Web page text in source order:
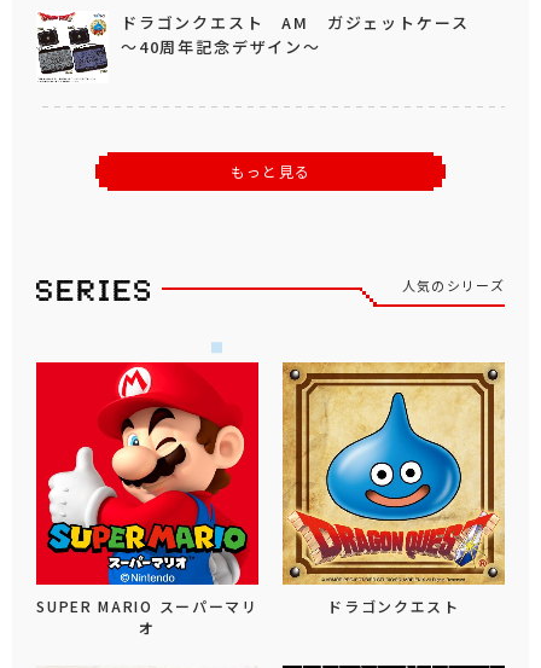
ドラゴンクエスト AM ガジェットケース
～40周年記念デザイン～
もっと見る
人気のシリーズ
SUPER MARIO スーパーマリ
オ
ドラゴンクエスト